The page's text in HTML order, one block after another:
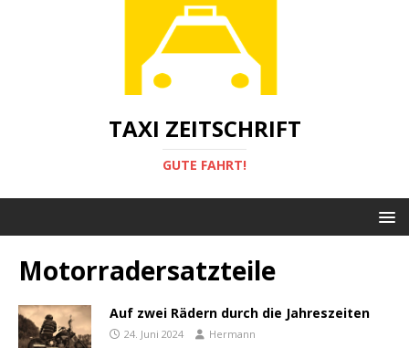
TAXI ZEITSCHRIFT
GUTE FAHRT!
Motorradersatzteile
Auf zwei Rädern durch die Jahreszeiten
24. Juni 2024 Hermann